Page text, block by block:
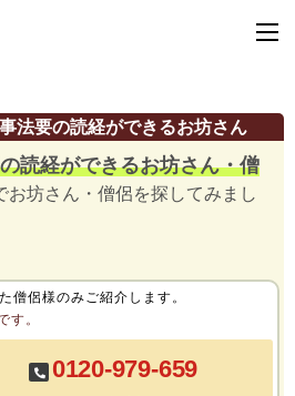
法要の読経ができるお坊さん
読経ができるお坊さん・僧
お坊さん・僧侶を探してみまし
僧侶様のみご紹介します。
す。
0120-979-659